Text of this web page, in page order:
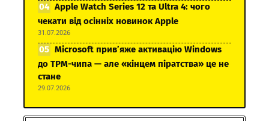
Apple Watch Series 12 та Ultra 4: чого
чекати від осінніх новинок Apple
31.07.2026
Microsoft прив’яже активацію Windows
до TPM-чипа — але «кінцем піратства» це не
стане
29.07.2026